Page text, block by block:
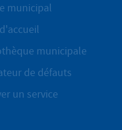
municipal
municipale
de défauts
un service